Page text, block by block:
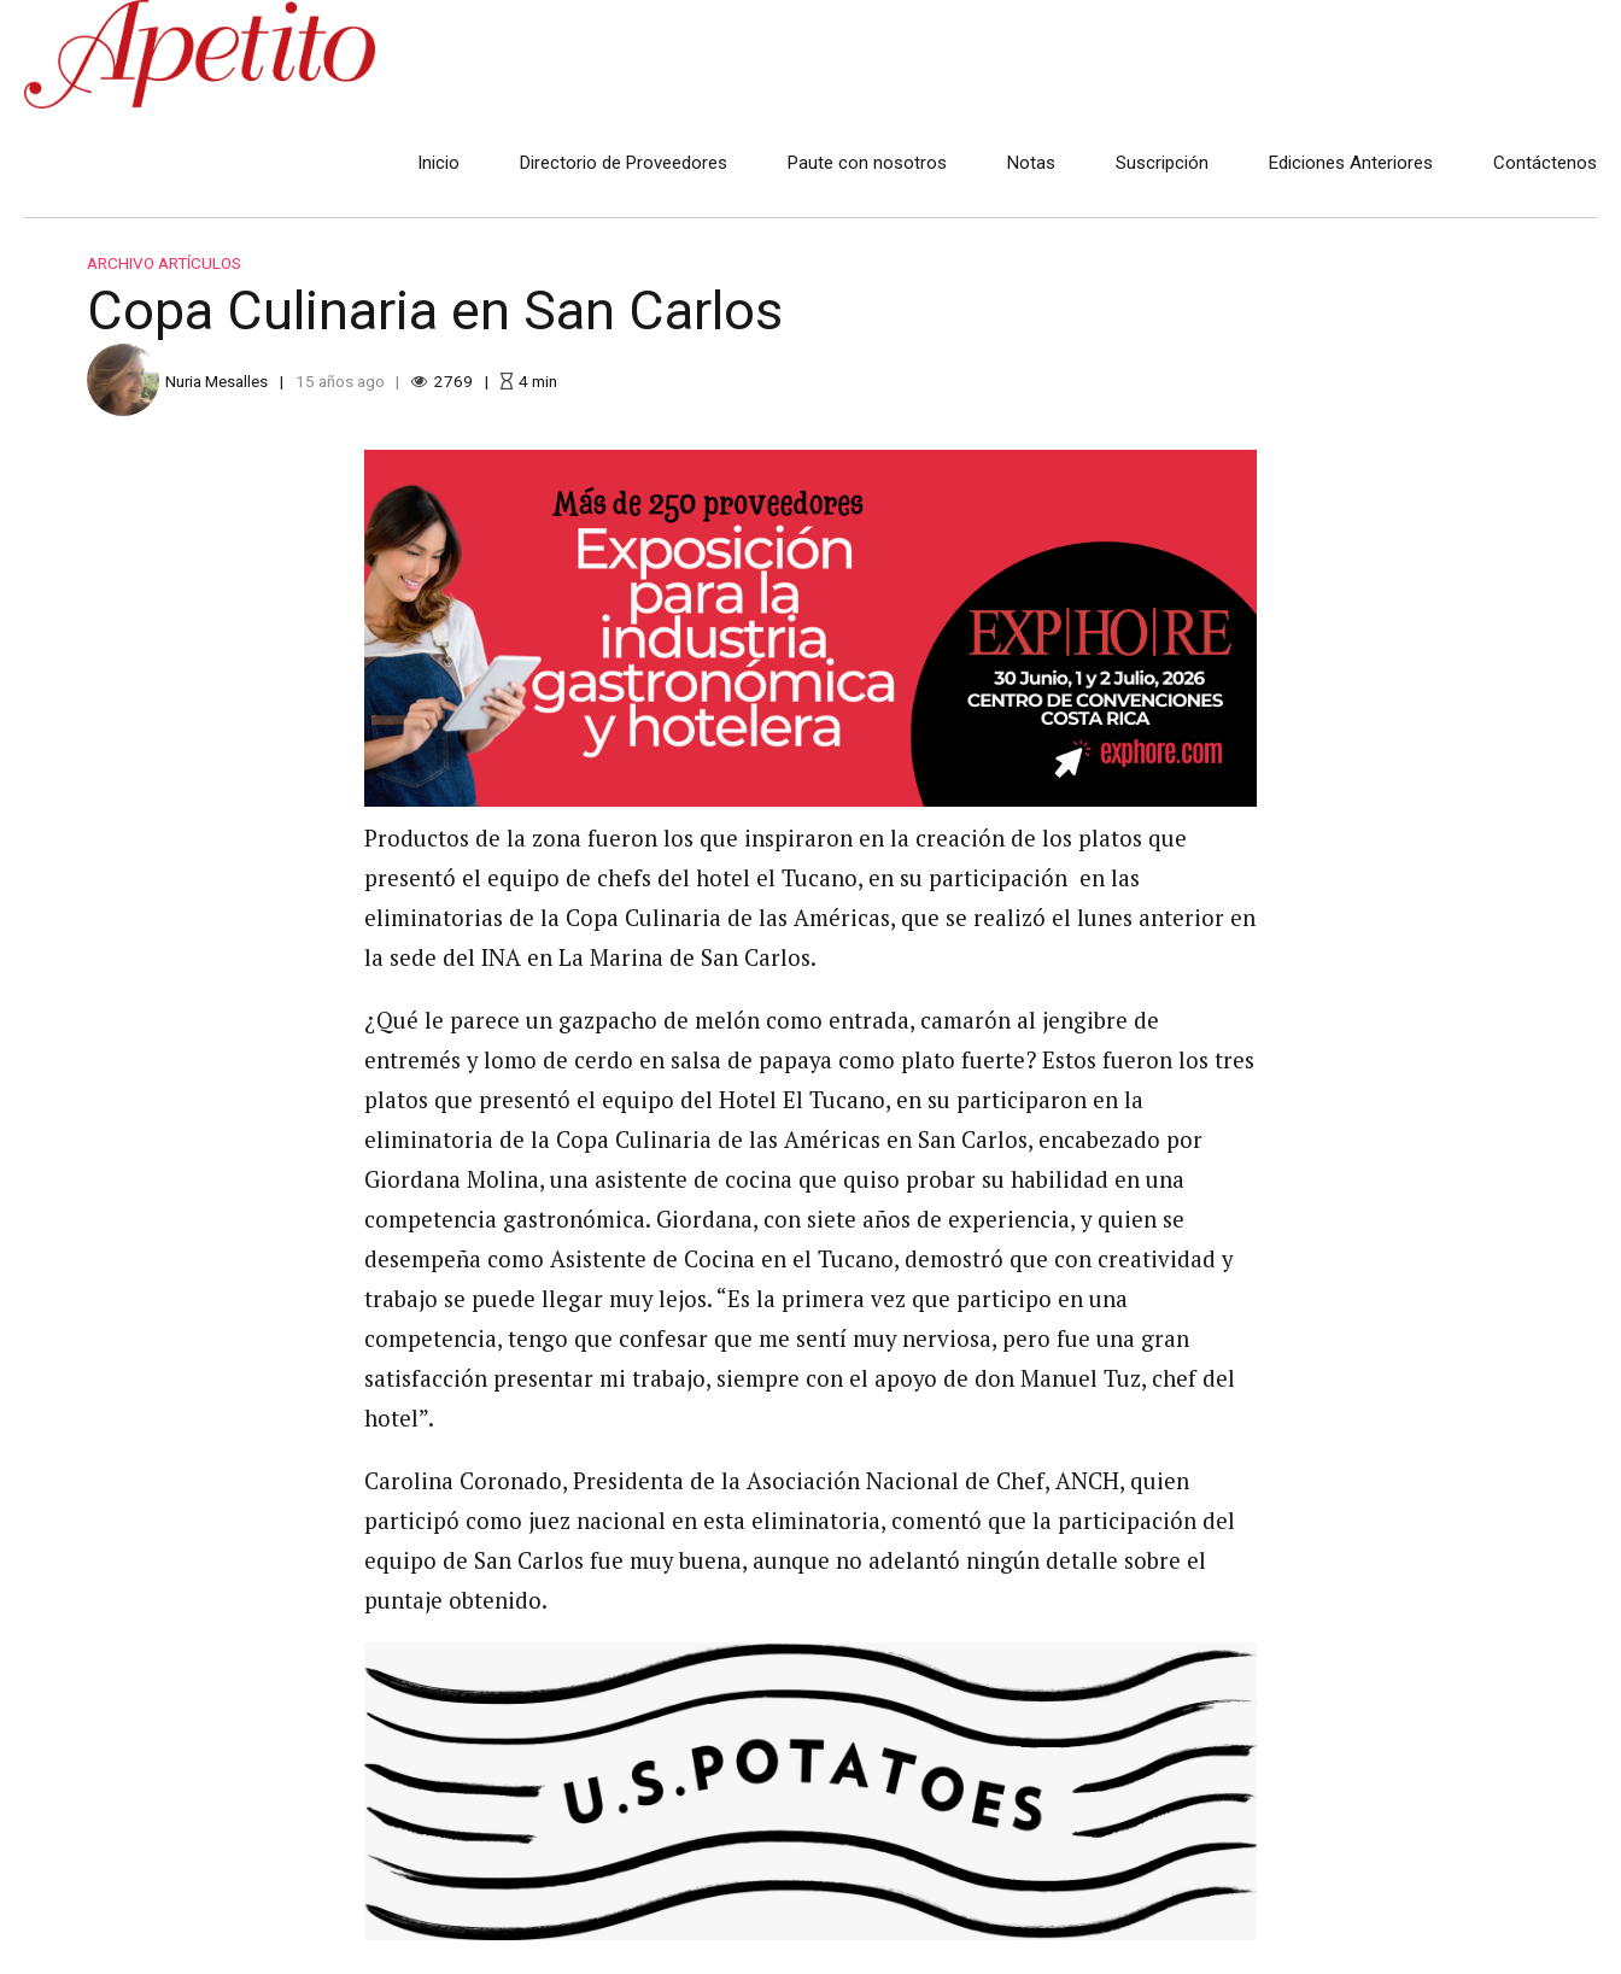
Inicio Directorio de Proveedores Paute con nosotros Notas Suscripción Ediciones Anteriores Contáctenos
ARCHIVO ARTÍCULOS
Copa Culinaria en San Carlos
Nuria Mesalles 15 años ago 2769 4min
Productos de la zona fueron los que inspiraron en la creación de los platos que
presentó el equipo de chefs del hotel el Tucano, en su participación en las
eliminatorias de la Copa Culinaria de las Américas, que se realizó el lunes anterior en
la sede del INA en La Marina de San Carlos.
¿Qué le parece un gazpacho de melón como entrada, camarón al jengibre de
entremés y lomo de cerdo en salsa de papaya como plato fuerte? Estos fueron los tres
platos que presentó el equipo del Hotel El Tucano, en su participaron en la
eliminatoria de la Copa Culinaria de las Américas en San Carlos, encabezado por
Giordana Molina, una asistente de cocina que quiso probar su habilidad en una
competencia gastronómica. Giordana, con siete años de experiencia, y quien se
desempeña como Asistente de Cocina en el Tucano, demostró que con creatividad y
trabajo se puede llegar muy lejos. “Es la primera vez que participo en una
competencia, tengo que confesar que me sentí muy nerviosa, pero fue una gran
satisfacción presentar mi trabajo, siempre con el apoyo de don Manuel Tuz, chef del
hotel”.
Carolina Coronado, Presidenta de la Asociación Nacional de Chef, ANCH, quien
participó como juez nacional en esta eliminatoria, comentó que la participación del
equipo de San Carlos fue muy buena, aunque no adelantó ningún detalle sobre el
puntaje obtenido.